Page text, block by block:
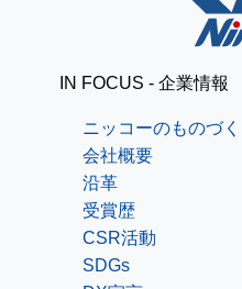
IN FOCUS - 企業情報
ニッコーのものづく
会社概要
沿革
受賞歴
CSR活動
SDGs